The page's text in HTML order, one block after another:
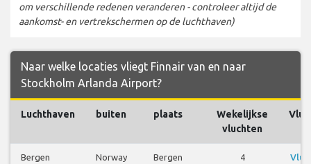
om verschillende redenen veranderen - controleer altijd de
aankomst- en vertrekschermen op de luchthaven)
Naar welke locaties vliegt Finnair van en naar
Stockholm Arlanda Airport?
Luchthaven buiten plaats
Wekelijkse
vluchten
Bergen
Norway Bergen 4